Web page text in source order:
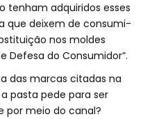
tenham adquiridos esses
que deixem de consumi-
nos moldes
Defesa do Consumidor”.
das marcas citadas na
pasta pede para ser
meio do canal?